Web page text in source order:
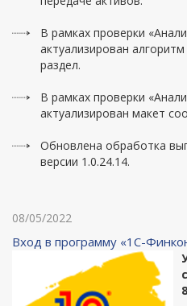
В рамках проверки
актуализирован
раздел.
В рамках проверки
актуализирован макет
Обновлена обработка
версии 1.0.24.14.
08/05/2022
Вход в программу «1С-